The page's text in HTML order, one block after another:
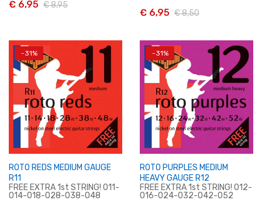
In Winkelwagen
€ 6,95 € 8,95
In Winkelwagen
€ 6,95 € 8,50
-31%
ROTO REDS MEDIUM GAUGE
R11
FREE EXTRA 1st STRING! 011-
014-018-028-038-048
-31%
ROTO PURPLES MEDIUM
HEAVY GAUGE R12
FREE EXTRA 1st STRING! 012-
016-024-032-042-052